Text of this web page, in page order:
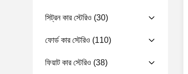
সিট্রন কার স্টেরিও (30)
ফোর্ড কার স্টেরিও (110)
ফিয়াট কার স্টেরিও (38)